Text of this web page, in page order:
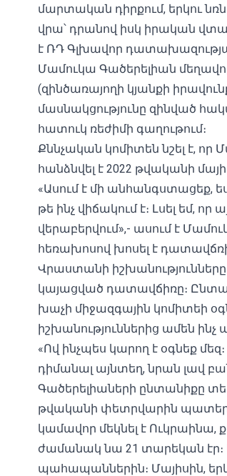
մարտական ​​դիրքում, երկու
վրա՝ դրանով իսկ իրական
է ՌԴ Գլխավոր
Մամուկա Գածերելիան
(զինծառայողի կյանքի
մասնակցությունը զինված
հատուկ ռեժիմի գաղութում։
Քննչական կոմիտեն նշել է,
հանձնվել է 2022 թվականի
«Ասում է մի անհանգստացեք,
թե ինչ վիճակում է։ Լսել եմ,
վերաբերվում»,- ասում է
հեռախոսով խոսել է
Վրաստանի
կայացված դատավճիռը։
խաչի միջազգային կոմիտեի
իշխանություններից ամեն
«Ով ինչպես կարող է օգնեք
դիմանալ այնտեղ, նրան լավ
Գածերելիաների ընտանիքը
թվականի փետրվարին
կամավոր մեկնել է Ուկրաինա,
ժամանակ նա 21 տարեկան էր։
պահապաններին։ Մայիսին,